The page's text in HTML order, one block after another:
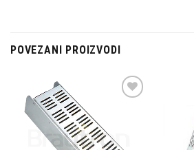
POVEZANI PROIZVODI
omiljene